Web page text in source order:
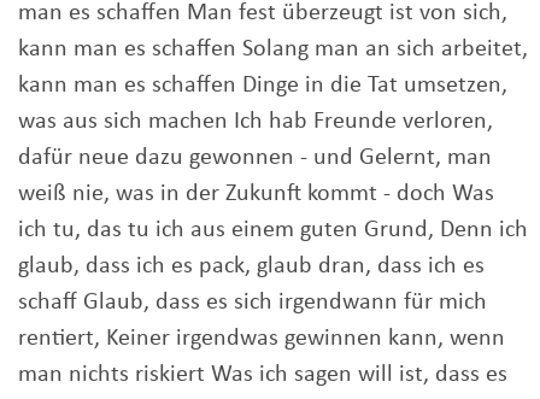
man es schaffen Man fest überzeugt ist von sich,
kann man es schaffen Solang man an sich arbeitet,
kann man es schaffen Dinge in die Tat umsetzen,
was aus sich machen Ich hab Freunde verloren,
dafür neue dazu gewonnen - und Gelernt, man
weiß nie, was in der Zukunft kommt - doch Was
ich tu, das tu ich aus einem guten Grund, Denn ich
glaub, dass ich es pack, glaub dran, dass ich es
schaff Glaub, dass es sich irgendwann für mich
rentiert, Keiner irgendwas gewinnen kann, wenn
man nichts riskiert Was ich sagen will ist, dass es